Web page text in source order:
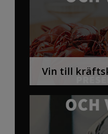
Vin till